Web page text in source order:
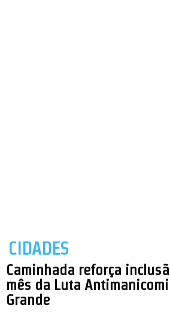
CIDADES
Caminhada reforça
mês da Luta
Grande